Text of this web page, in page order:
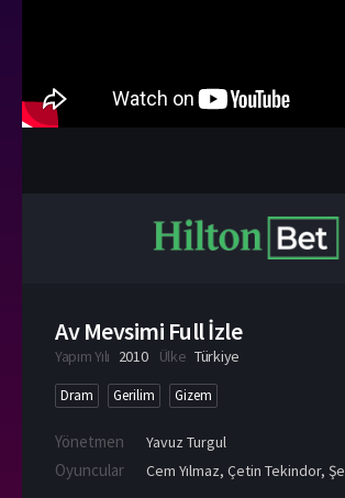
Av Mevsimi Full İzle
Yapım Yılı 2010 Ülke Türkiye
Dram Gerilim Gizem
Yönetmen Yavuz Turgul
Oyuncular Cem Yılmaz, Çetin Tekindor,